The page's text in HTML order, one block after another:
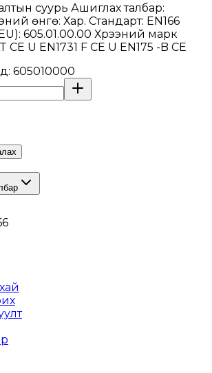
суурь Ашиглах талбар:
өнгө: Хар. Стандарт: EN166
605.01.00.00 Хүрээний марк
CE U EN1731 F CE U EN175 -B CE
: 605010000